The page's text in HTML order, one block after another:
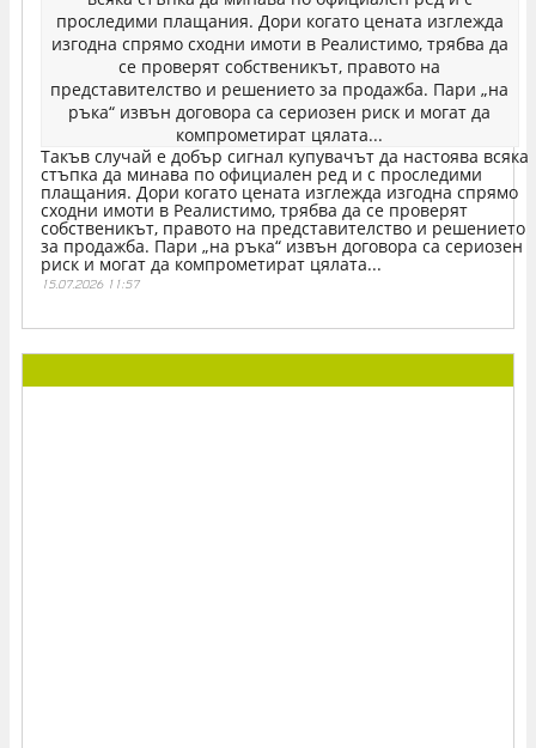
Такъв случай е добър сигнал купувачът да настоява всяка
стъпка да минава по официален ред и с проследими
плащания. Дори когато цената изглежда изгодна спрямо
сходни имоти в Реалистимо, трябва да се проверят
собственикът, правото на представителство и решението
за продажба. Пари „на ръка“ извън договора са сериозен
риск и могат да компрометират цялата...
15.07.2026 11:57